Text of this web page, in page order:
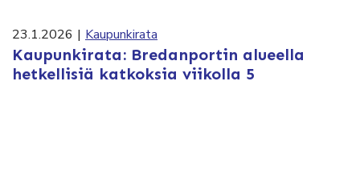
23.1.2026 | Kaupunkirata
Kaupunkirata: Bredanportin alueella
hetkellisiä katkoksia viikolla 5